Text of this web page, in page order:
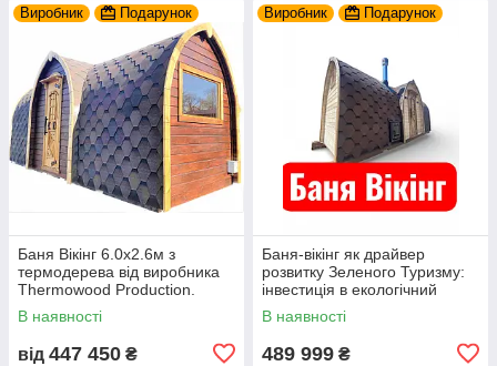
Виробник Подарунок
Баня Вікінг 6.0х2.6м з
термодерева від виробника
Thermowood Production.
Преміум мобільна сауна під
ключ
В наявності
від 447 450 ₴
Виробник Подарунок
Баня-вікінг як драйвер
розвитку Зеленого Туризму:
інвестиція в екологічний
відпочинок та довговічний
комфорт
В наявності
489 999 ₴